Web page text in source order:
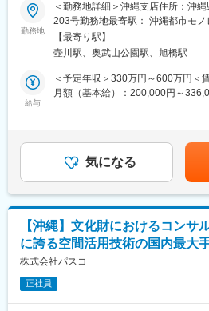
■採用背景：
建築設計（意匠・構造・電気・機
計事務所である当社は、建物の企
工事監理業務までトータルでサポー
価いただき、国・地方自治体から
絶えない状況です。より多くのお
電気設備設計士として、建築関係
ーをお任せします。
月各分野の担当者が主催する勉強
あり、教えあう環境が整っています
※正当に評価される独自の評価制度
境、家族を大事にする等の考えが根
■当社の特徴
・建築設計（意匠・構造・電気・
勤務地
＜勤務地詳細＞沖縄支店住所：沖
203号勤務地最寄駅： 沖縄都市モ
策：屋内全面禁煙変更の範囲：本社
【最寄り駅】
壺川駅、奥武山公園駅、旭橋駅
給与
＜予定年収＞330万円～600万円＜
月額（基本給）：200,000円～
業手当＞有＜給与補足＞■賞与：年
貢献度等を勘案し、原則として年2
420,000円～1,200,000円）■昇給：
金額であり、選考を通じて上下す
は固定手当を含めた表記です。
気になる
【沖縄】文化財におけるコン
に誇る空間活用技術の国内最大
株式会社パスコ
正社員